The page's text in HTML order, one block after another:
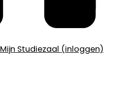
Mijn Studiezaal (inloggen)